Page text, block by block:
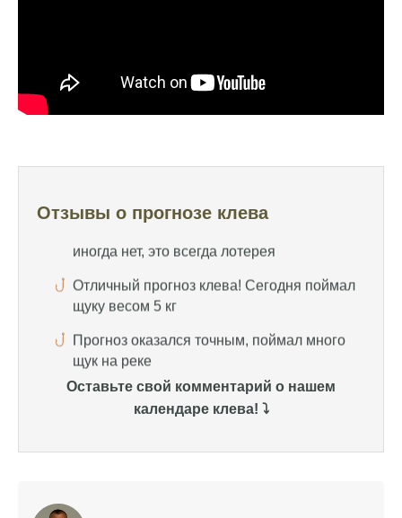
Отзывы о прогнозе клева
Сегодня клев был слабый, но вчера
иногда нет, это всегда лотерея
щуку весом 5 кг
Прогноз оказался точным, поймал много
Попробовал этот календарь рыболова, но
скромным
Спасибо за информацию! Рыбалка прошла
отлично, уловил карпа и налима
поймать крупного щуку, удивлен, но это
Оставьте свой комментарий о нашем
календаре клева! ⤵️